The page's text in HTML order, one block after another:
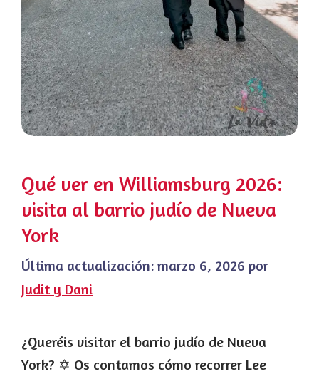
Qué ver en Williamsburg 2026:
visita al barrio judío de Nueva
York
Última actualización: marzo 6, 2026 por
Judit y Dani
¿Queréis visitar el barrio judío de Nueva
York? ✡️ Os contamos cómo recorrer Lee